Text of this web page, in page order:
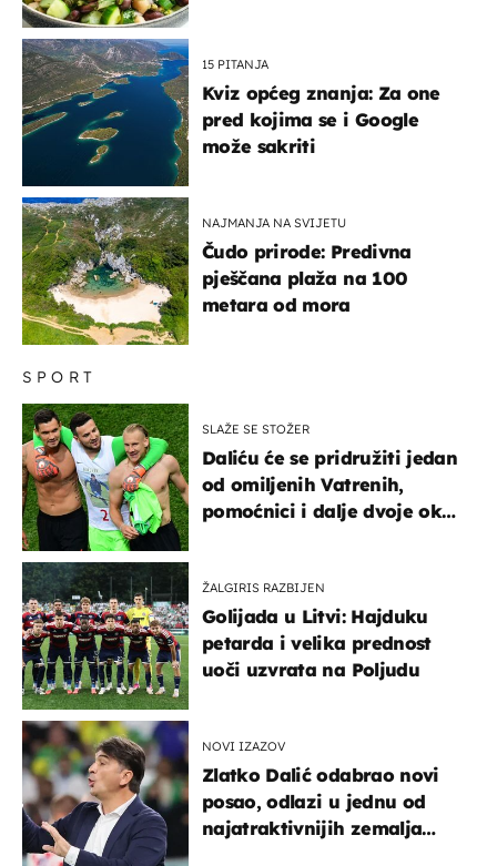
SPORT
SLAŽE SE STOŽER
Daliću će se pridružiti jedan
od omiljenih Vatrenih,
pomoćnici i dalje dvoje oko
ŽALGIRIS RAZBIJEN
Golijada u Litvi: Hajduku
petarda i velika prednost
uoči uzvrata na Poljudu
NOVI IZAZOV
Zlatko Dalić odabrao novi
posao, odlazi u jednu od
najatraktivnijih zemalja
15 PITANJA
Kviz općeg znanja: Za one
pred kojima se i Google
može sakriti
NAJMANJA NA SVIJETU
Čudo prirode: Predivna
pješčana plaža na 100
metara od mora